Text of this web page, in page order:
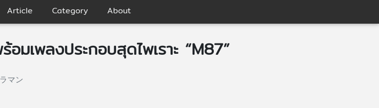
Article Category About
มเพลงประกอบสุดไพเราะ “M87”
マン